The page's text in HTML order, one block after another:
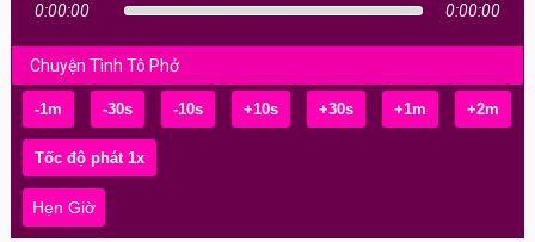
0:00:00 0:00:00
Chuyện Tình Tô Phở
-1m -30s -10s +10s +30s +1m +2m
Hẹn Giờ